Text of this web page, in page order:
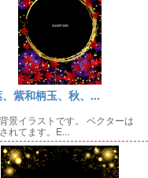
紫和柄玉、秋、...
景イラストです。 ベクターは
れてます。E...